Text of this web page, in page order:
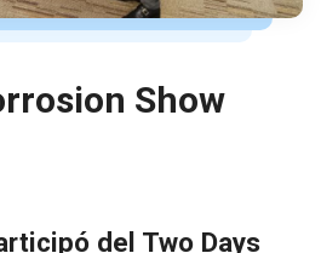
Show
del Two Days